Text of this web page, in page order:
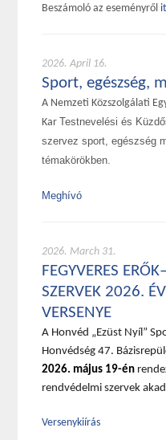
Beszámoló az eseményről
2026. April 16.
Sport, egészség,
A Nemzeti Közszolgálati
Kar Testnevelési és
szervez sport, egészség
témakörökben.
Meghívó
2026. March 31.
FEGYVERES
SZERVEK 2026.
VERSENYE
A Honvéd „Ezüst Nyíl”
Honvédség 47.
2026. május 19-én
rendvédelmi szervek
Versenykiírás